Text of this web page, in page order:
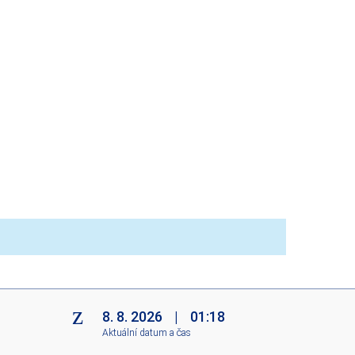
8. 8. 2026 | 01:18
Aktuální datum a čas